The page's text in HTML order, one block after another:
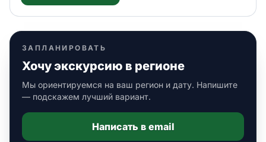
ЗАПЛАНИРОВАТЬ
Хочу экскурсию в регионе
Мы ориентируемся на ваш регион и дату. Напишите
— подскажем лучший вариант.
Написать в email